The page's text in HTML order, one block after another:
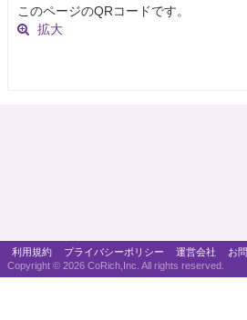
このページのQRコードです。
拡大
利用規約 プライバシーポリシー 運営会社 お
Copyright © 2026 CoRich,Inc. All rights reserved.